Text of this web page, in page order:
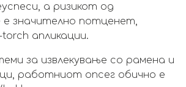
а ризикот од
е значително потценет,
torch апликации.
за извлекување со рамена и
работниот опсег обично е